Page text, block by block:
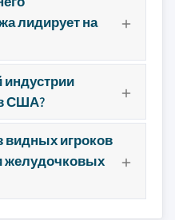
лидирует на
индустрии
США?
видных игроков
желудочковых